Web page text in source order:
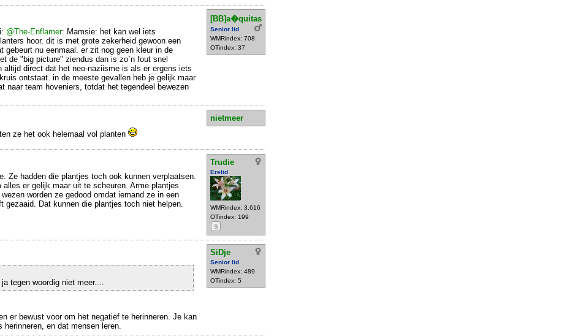
[BB]a�quitas
Senior lid
WMRindex: 708
OTindex: 37
@The-Enflamer: Mamsie: het kan wel iets
hoor. dit is met grote zekerheid gewoon een
gebeurt nu eenmaal. er zit nog geen kleur in de
de "big picture" ziendus dan is zo`n fout snel
altijd direct dat het neo-naziisme is als er ergens iets
ontstaat. in de meeste gevallen heb je gelijk maar
naar team hoveniers, totdat het tegendeel bewezen
nietmeer
ze het ook helemaal vol planten
Trudie
Erelid
WMRindex: 3.616
OTindex: 199
S
Ze hadden die plantjes toch ook kunnen verplaatsen.
alles er gelijk maar uit te scheuren. Arme plantjes
worden ze gedood omdat iemand ze in een
gezaaid. Dat kunnen die plantjes toch niet helpen.
SiDje
Senior lid
WMRindex: 489
OTindex: 5
tegen woordig niet meer....
er bewust voor om het negatief te herinneren. Je kan
herinneren, en dat mensen leren.